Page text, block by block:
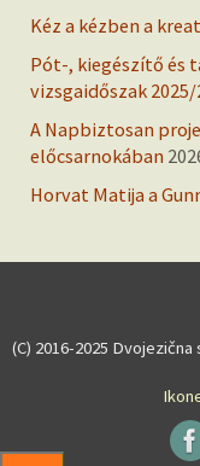
Kéz a kézben a
Pót-, kiegészítő és
vizsgaidőszak 2025/
A Napbiztosan
előcsarnokában
Horvat Matija a
(C) 2016-2025